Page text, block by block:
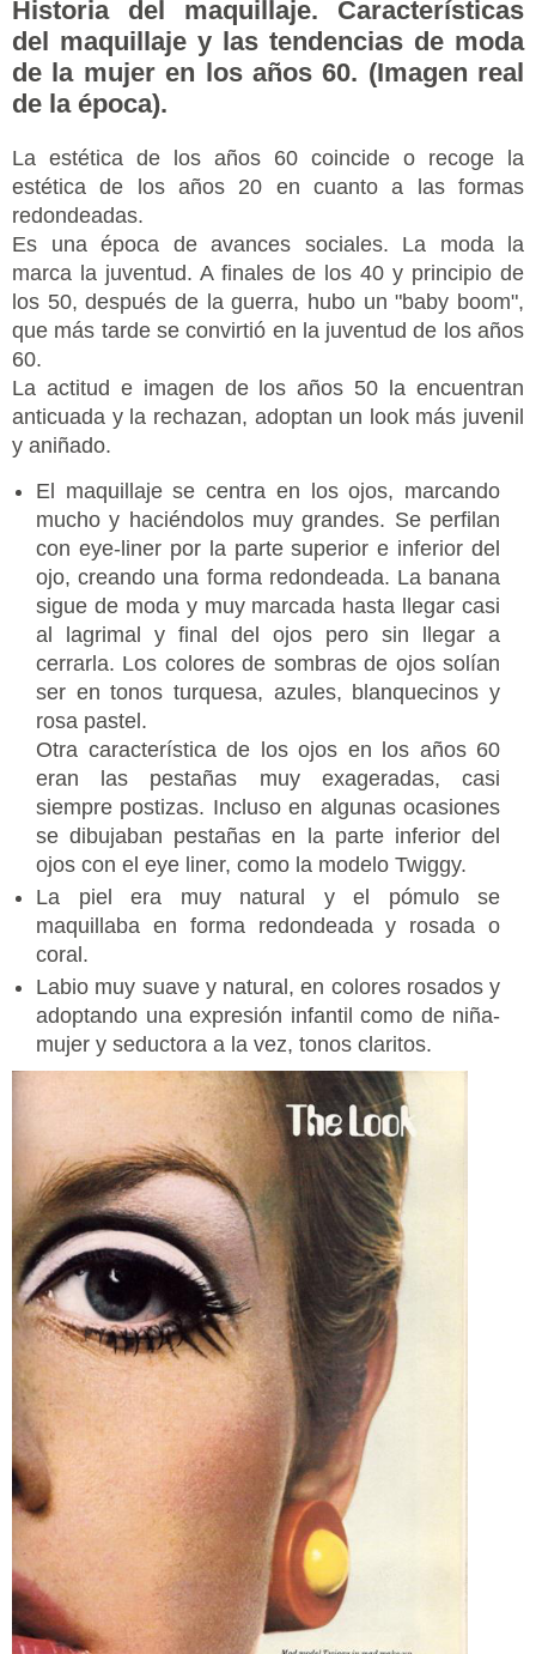
Historia del maquillaje. Características
del maquillaje y las tendencias de moda
de la mujer en los años 60. (Imagen real
de la época).
La estética de los años 60 coincide o recoge la
estética de los años 20 en cuanto a las formas
redondeadas.
Es una época de avances sociales. La moda la
marca la juventud. A finales de los 40 y principio de
los 50, después de la guerra, hubo un "baby boom",
que más tarde se convirtió en la juventud de los años
60.
La actitud e imagen de los años 50 la encuentran
anticuada y la rechazan, adoptan un look más juvenil
y aniñado.
El maquillaje se centra en los ojos, marcando
mucho y haciéndolos muy grandes. Se perfilan
con eye-liner por la parte superior e inferior del
ojo, creando una forma redondeada. La banana
sigue de moda y muy marcada hasta llegar casi
al lagrimal y final del ojos pero sin llegar a
cerrarla. Los colores de sombras de ojos solían
ser en tonos turquesa, azules, blanquecinos y
rosa pastel.
Otra característica de los ojos en los años 60
eran las pestañas muy exageradas, casi
siempre postizas. Incluso en algunas ocasiones
se dibujaban pestañas en la parte inferior del
ojos con el eye liner, como la modelo Twiggy.
La piel era muy natural y el pómulo se
maquillaba en forma redondeada y rosada o
coral.
Labio muy suave y natural, en colores rosados y
adoptando una expresión infantil como de niña-
mujer y seductora a la vez, tonos claritos.